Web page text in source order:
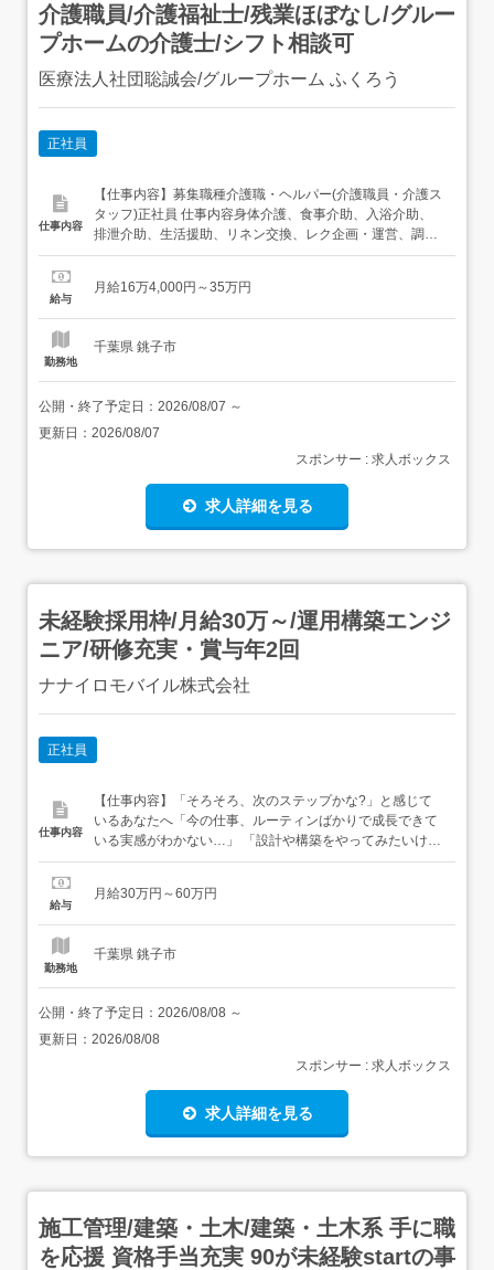
介護職員/介護福祉士/残業ほぼなし/グルー
プホームの介護士/シフト相談可
医療法人社団聡誠会/グループホーム ふくろう
正社員
仕事内容
【仕事内容】募集職種介護職・ヘルパー(介護職員・介護ス
タッフ)正社員 仕事内容身体介護、食事介助、入浴介助、
排泄介助、生活援助、リネン交換、レク企画・運営、調理
給与・手当<給与>月給164,000〜350,000円<手当>交通費
勤回数分<賞与>賞与あり年2回合計1.8ヶ月分<昇給
給与
月給16万4,000円～35万円
勤務地
千葉県 銚子市
公開・終了予定日： 2026/08/07 ～
更新日： 2026/08/07
スポンサー : 求人ボックス
求人詳細を見る
未経験採用枠/月給30万～/運用構築エンジ
ニア/研修充実・賞与年2回
ナナイロモバイル株式会社
正社員
仕事内容
【仕事内容】「そろそろ、次のステップかな?」と感じて
いるあなたへ「今の仕事、ルーティンばかりで成長できて
いる実感がわかない…」 「設計や構築をやってみたいけ
ど、今の会社にはチャンスがない」 そんな、エンジニアと
します!これまでの経験は、立派な武器。今のあなたが持っ
給与
月給30万円～60万円
勤務地
千葉県 銚子市
公開・終了予定日： 2026/08/08 ～
更新日： 2026/08/08
スポンサー : 求人ボックス
求人詳細を見る
施工管理/建築・土木/建築・土木系 手に職
を応援 資格手当充実 90が未経験startの事